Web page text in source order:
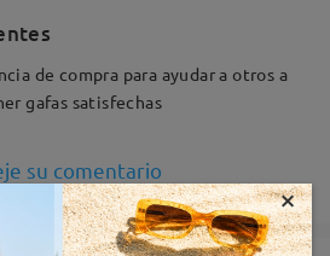
de compra para ayudar a otros a
gafas satisfechas
su comentario
×